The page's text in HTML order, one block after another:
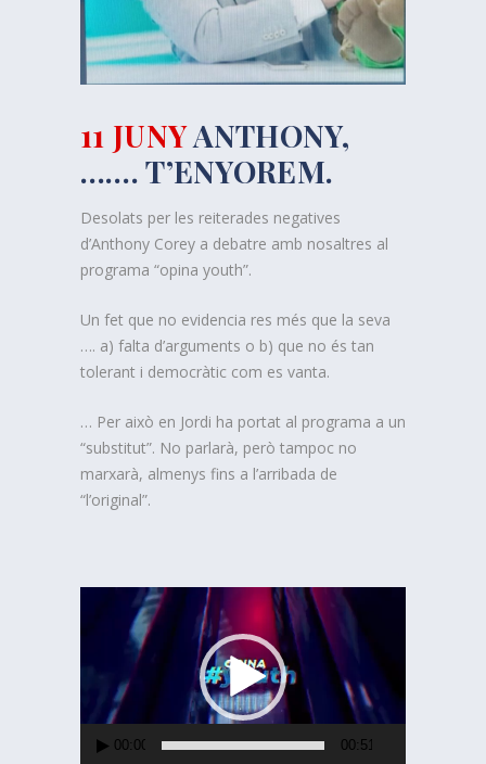
11 JUNYANTHONY,
……. T’ENYOREM.
Desolats per les reiterades negatives
d’Anthony Corey a debatre amb nosaltres al
programa “opina youth”.
Un fet que no evidencia res més que la seva
…. a) falta d’arguments o b) que no és tan
tolerant i democràtic com es vanta.
… Per això en Jordi ha portat al programa a un
“substitut”. No parlarà, però tampoc no
marxarà, almenys fins a l’arribada de
“l’original”.
Reproductor
00:00 00:51